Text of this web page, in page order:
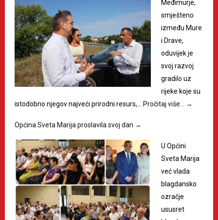
Međimurje,
smješteno
između Mure
i Drave,
oduvijek je
svoj razvoj
gradilo uz
rijeke koje su
istodobno njegov najveći prirodni resurs,… Pročitaj više… →
Općina Sveta Marija proslavila svoj dan →
U Općini
Sveta Marija
već vlada
blagdansko
ozračje
ususret